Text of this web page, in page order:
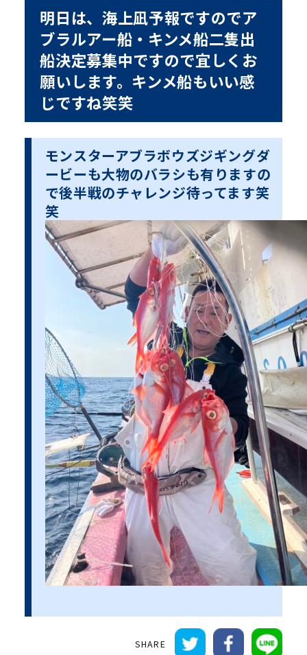
明日は、海上凪予報ですのでア
ブラルアー船・キンメ船二隻出
船決定募集中ですので宜しくお
願いします。キンメ船もいい感
じですね笑笑
モンスターアブラボウズジギングダ
ービーも大物のバラシも有りますの
で後半戦のチャレンジ待ってます笑
笑